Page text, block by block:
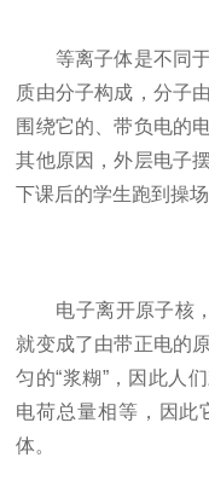
等离子体是不同于
质由分子构成，分子
围绕它的、带负电的
其他原因，外层电子
下课后的学生跑到操
电子离开原子核，
就变成了由带正电的
匀的“浆糊”，因此人
电荷总量相等，因此
体。